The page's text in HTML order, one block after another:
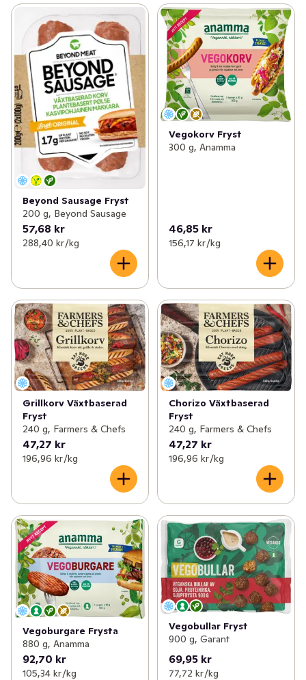
Beyond Sausage Fryst
200 g, Beyond Sausage
57,68 kr
288,40 kr /kg
Vegokorv Fryst
300 g, Anamma
46,85 kr
156,17 kr /kg
Grillkorv Växtbaserad
Fryst
240 g, Farmers & Chefs
47,27 kr
196,96 kr /kg
Chorizo Växtbaserad
Fryst
240 g, Farmers & Chefs
47,27 kr
196,96 kr /kg
Vegoburgare Frysta
880 g, Anamma
92,70 kr
105,34 kr /kg
Vegobullar Fryst
900 g, Garant
69,95 kr
77,72 kr /kg